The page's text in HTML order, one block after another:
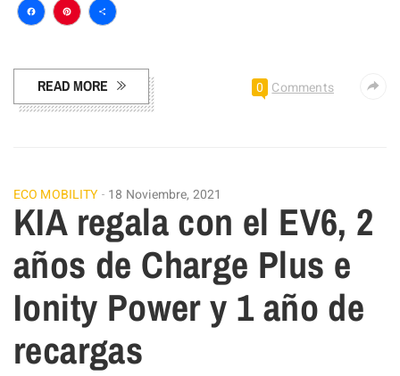
Facebook
Pinterest
Compartir
READ MORE 0 Comments
ECO MOBILITY 18 Noviembre, 2021
KIA regala con el EV6, 2
años de Charge Plus e
Ionity Power y 1 año de
recargas